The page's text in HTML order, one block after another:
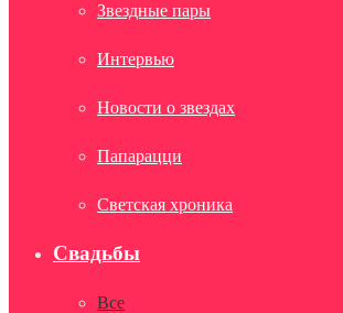
Звездные пары
Интервью
Новости о звездах
Папарацци
Светская хроника
Свадьбы
Все